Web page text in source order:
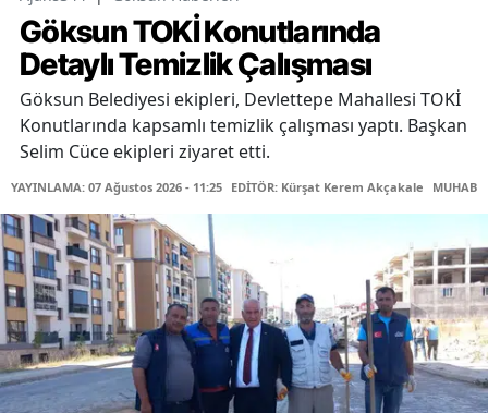
Göksun TOKİ Konutlarında
Detaylı Temizlik Çalışması
Göksun Belediyesi ekipleri, Devlettepe Mahallesi TOKİ
Konutlarında kapsamlı temizlik çalışması yaptı. Başkan
Selim Cüce ekipleri ziyaret etti.
YAYINLAMA: 07 Ağustos 2026 - 11:25 EDİTÖR: Kürşat Kerem Akçakale